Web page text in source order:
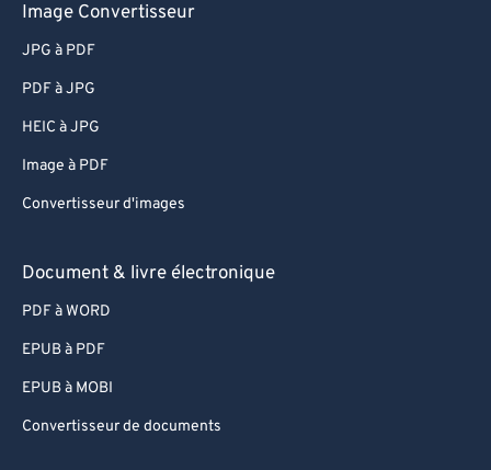
Image Convertisseur
JPG à PDF
PDF à JPG
HEIC à JPG
Image à PDF
Convertisseur d'images
Document & livre électronique
PDF à WORD
EPUB à PDF
EPUB à MOBI
Convertisseur de documents